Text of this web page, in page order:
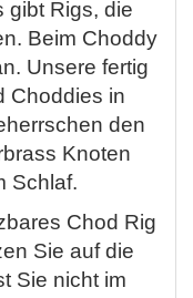
gibt Rigs, die
Beim Choddy
Unsere fertig
Choddies in
den
Knoten
Schlaf.
Chod Rig
Sie auf die
Sie nicht im